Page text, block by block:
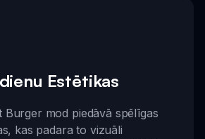
Estētikas
Burger mod piedāvā spēlīgas
kas padara to vizuāli